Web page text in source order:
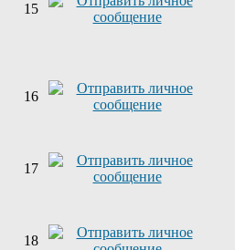
15
16
17
18